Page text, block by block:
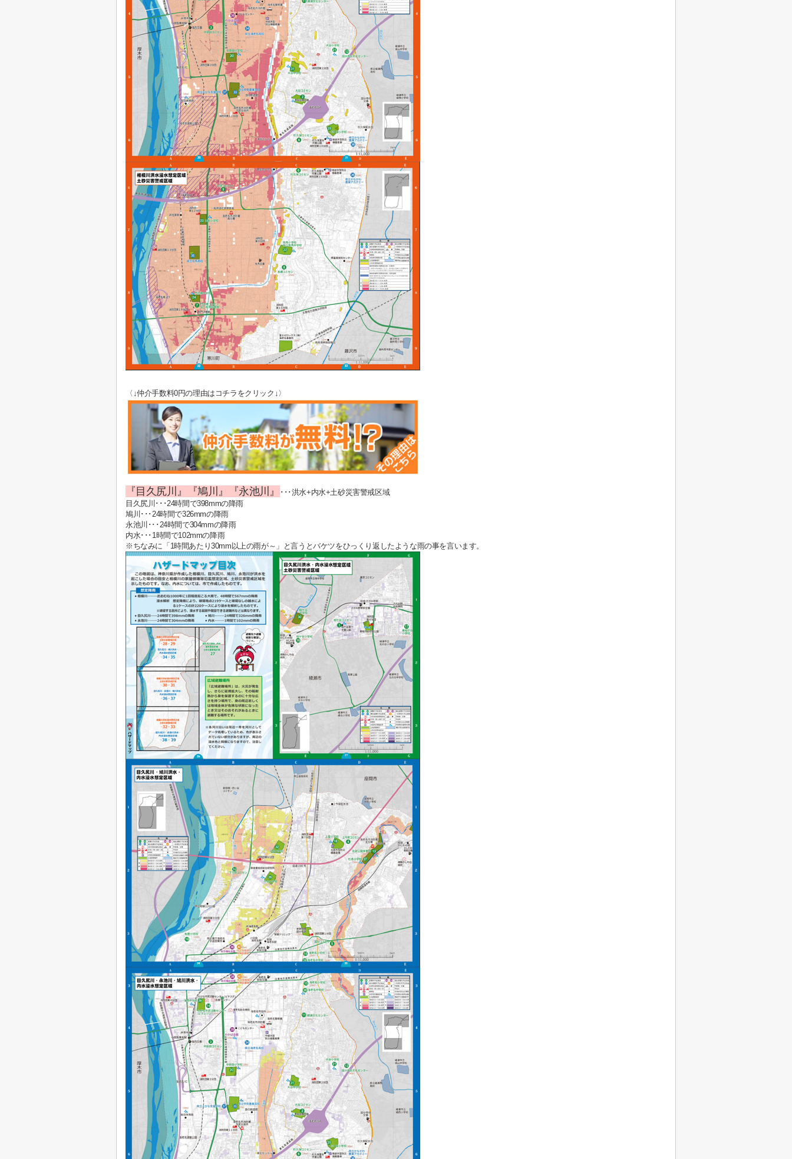
〈↓仲介手数料0円の理由はコチラをクリック↓〉
『目久尻川』『鳩川』『永池川』
･･･洪水+内水+土砂災害警戒区域
目久尻川･･･24時間で398mmの降雨
鳩川･･･24時間で326mmの降雨
永池川･･･24時間で304mmの降雨
内水･･･1時間で102mmの降雨
※ちなみに「1時間あたり30mm以上の雨が～」と言うとバケツをひっくり返したような雨の事を言います。